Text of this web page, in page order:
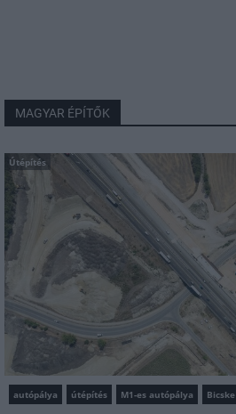
MAGYAR ÉPÍTŐK
Útépítés
autópálya útépítés M1-es autópálya Bicske